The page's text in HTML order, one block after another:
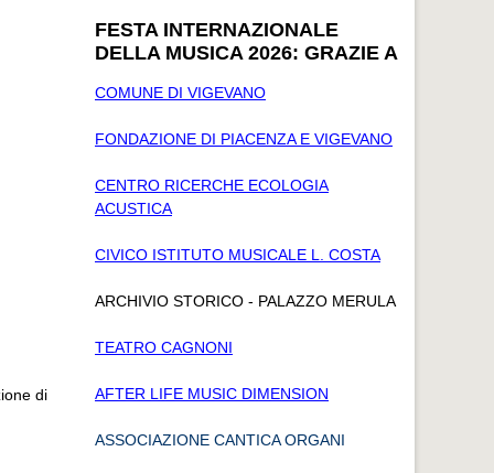
di
FESTA INTERNAZIONALE
DELLA MUSICA 2026: GRAZIE A
COMUNE DI VIGEVANO
FONDAZIONE DI PIACENZA E VIGEVANO
CENTRO RICERCHE ECOLOGIA
ACUSTICA
CIVICO ISTITUTO MUSICALE L. COSTA
ARCHIVIO STORICO - PALAZZO MERULA
TEATRO CAGNONI
AFTER LIFE MUSIC DIMENSION
ASSOCIAZIONE CANTICA ORGANI